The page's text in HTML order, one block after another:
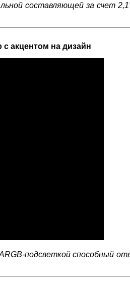
составляющей за счет
акцентом на дизайн
подсветкой способный